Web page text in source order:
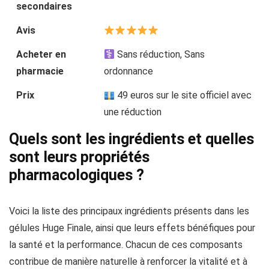
secondaires
Avis
Acheter en
pharmacie
Sans réduction, Sans
ordonnance
Prix
49 euros sur le site officiel avec
une réduction
Quels sont les ingrédients et quelles
sont leurs propriétés
pharmacologiques ?
Voici la liste des principaux ingrédients présents dans les
gélules Huge Finale, ainsi que leurs effets bénéfiques pour
la santé et la performance. Chacun de ces composants
contribue de manière naturelle à renforcer la vitalité et à